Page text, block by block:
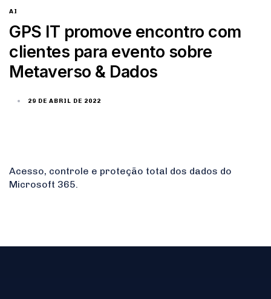
AI
GPS IT promove encontro com
clientes para evento sobre
Metaverso & Dados
29 DE ABRIL DE 2022
Acesso, controle e proteção total dos dados do
Microsoft 365.